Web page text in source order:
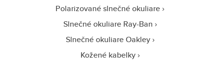
Polarizované slnečné okuliare
Slnečné okuliare Ray-Ban
Slnečné okuliare Oakley
Kožené kabelky